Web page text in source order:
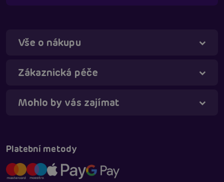
Vše o nákupu
Zákaznická péče
Mohlo by vás zajímat
Platební metody
Táňa - virtuální asistentka